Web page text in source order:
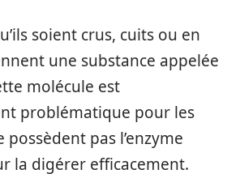
soient crus, cuits ou en
une substance appelée
molécule est
problématique pour les
possèdent pas l’enzyme
la digérer efficacement.